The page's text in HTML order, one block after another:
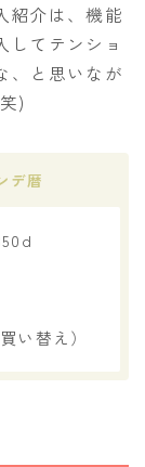
紹介は、機能
してテンショ
、と思いなが
)
デ暦
替え）